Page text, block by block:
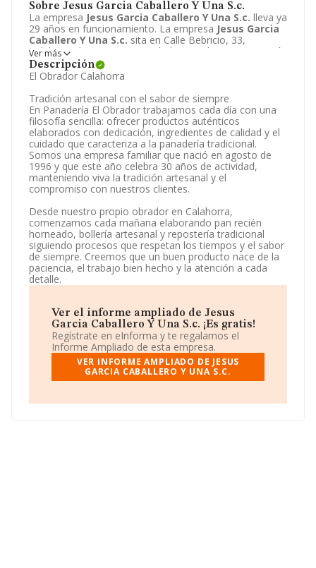
Sobre Jesus Garcia Caballero Y Una S.c.
La empresa Jesus Garcia Caballero Y Una S.c. lleva ya
29 años en funcionamiento. La empresa Jesus Garcia
Caballero Y Una S.c. sita en Calle Bebricio, 33,
Calahorra, la Rioja. La actividad CNAE de esta compañía
es 4724 - Comercio al por menor de pan, productos de
panadería y confitería. La web de la empresa
http://www.elobradorcalahorra.es.
Ver más
Descripción
El Obrador Calahorra
Tradición artesanal con el sabor de siempre
En Panadería El Obrador trabajamos cada día con una
filosofía sencilla: ofrecer productos auténticos
elaborados con dedicación, ingredientes de calidad y el
cuidado que caracteriza a la panadería tradicional.
Somos una empresa familiar que nació en agosto de
1996 y que este año celebra 30 años de actividad,
manteniendo viva la tradición artesanal y el
compromiso con nuestros clientes.
Desde nuestro propio obrador en Calahorra,
comenzamos cada mañana elaborando pan recién
horneado, bollería artesanal y repostería tradicional
siguiendo procesos que respetan los tiempos y el sabor
de siempre. Creemos que un buen producto nace de la
paciencia, el trabajo bien hecho y la atención a cada
detalle.
Ver el informe ampliado de Jesus
Garcia Caballero Y Una S.c. ¡Es gratis!
Regístrate en eInforma y te regalamos el
Informe Ampliado de esta empresa.
VER INFORME AMPLIADO DE JESUS
GARCIA CABALLERO Y UNA S.C.